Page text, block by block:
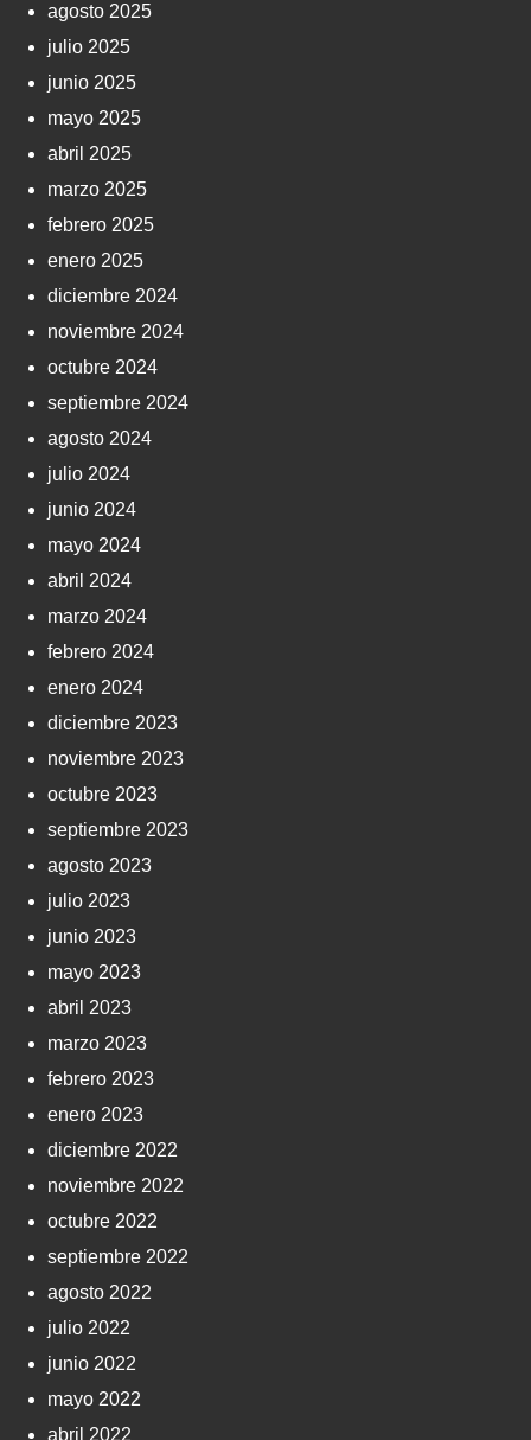
agosto 2025
julio 2025
junio 2025
mayo 2025
abril 2025
marzo 2025
febrero 2025
enero 2025
diciembre 2024
noviembre 2024
octubre 2024
septiembre 2024
agosto 2024
julio 2024
junio 2024
mayo 2024
abril 2024
marzo 2024
febrero 2024
enero 2024
diciembre 2023
noviembre 2023
octubre 2023
septiembre 2023
agosto 2023
julio 2023
junio 2023
mayo 2023
abril 2023
marzo 2023
febrero 2023
enero 2023
diciembre 2022
noviembre 2022
octubre 2022
septiembre 2022
agosto 2022
julio 2022
junio 2022
mayo 2022
abril 2022